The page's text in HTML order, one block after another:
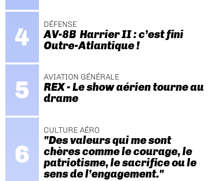
DÉFENSE
AV-8B Harrier II : c’est fini
Outre-Atlantique !
AVIATION GÉNÉRALE
REX - Le show aérien tourne au
drame
CULTURE AÉRO
"Des valeurs qui me sont
chères comme le courage, le
patriotisme, le sacrifice ou le
sens de l’engagement."